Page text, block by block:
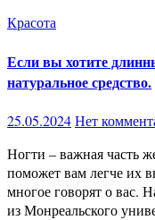
Красота
Если вы хотите
натуральное средство.
25.05.2024Нет
Ногти – важная часть женской красоты. Это простое средство
поможет вам легче их
многое говорят о вас.
из Монреальского